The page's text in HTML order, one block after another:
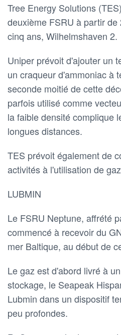
Tree Energy Solutions
deuxième FSRU à partir
cinq ans, Wilhelmshaven 2.
Uniper prévoit d'ajouter un
un craqueur d'ammoniac à
seconde moitié de cette
parfois utilisé comme
la faible densité complique
longues distances.
TES prévoit également de
activités à l'utilisation de
LUBMIN
Le FSRU Neptune, affrété
commencé à recevoir du
mer Baltique, au début de
Le gaz est d'abord livré à
stockage, le Seapeak
Lubmin dans un dispositif
peu profondes.